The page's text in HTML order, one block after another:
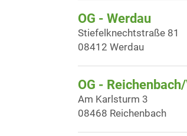
OG - Werdau
Stiefelknechtstraße 81
08412 Werdau
OG -
Am Karlsturm 3
08468 Reichenbach